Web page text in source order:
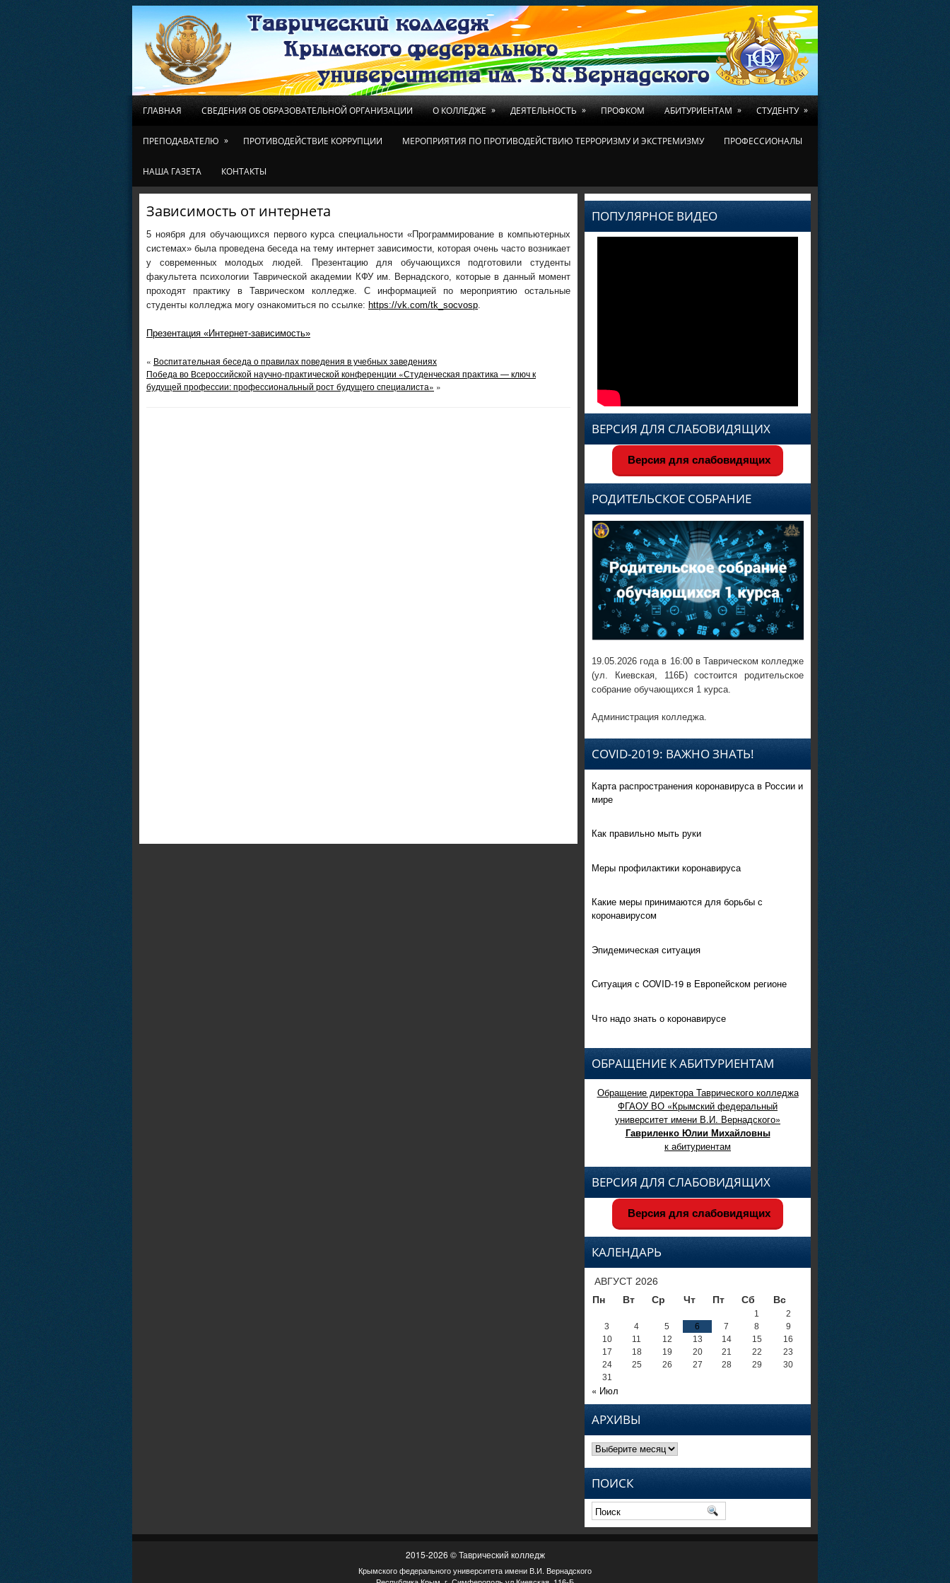
ГЛАВНАЯ СВЕДЕНИЯ ОБ ОБРАЗОВАТЕЛЬНОЙ ОРГАНИЗАЦИИ О КОЛЛЕДЖЕ » ДЕЯТЕЛЬНОСТЬ » ПРОФКОМ АБИТУРИЕНТАМ » СТУДЕНТУ »
ПРЕПОДАВАТЕЛЮ » ПРОТИВОДЕЙСТВИЕ КОРРУПЦИИ МЕРОПРИЯТИЯ ПО ПРОТИВОДЕЙСТВИЮ ТЕРРОРИЗМУ И ЭКСТРЕМИЗМУ ПРОФЕССИОНАЛЫ
НАША ГАЗЕТА КОНТАКТЫ
Зависимость от интернета
5 ноября для обучающихся первого курса специальности «Программирование в компьютерных
системах» была проведена беседа на тему интернет зависимости, которая очень часто возникает
у современных молодых людей. Презентацию для обучающихся подготовили студенты
факультета психологии Таврической академии КФУ им. Вернадского, которые в данный момент
проходят практику в Таврическом колледже. С информацией по мероприятию остальные
студенты колледжа могу ознакомиться по ссылке: https://vk.com/tk_socvosp.
Презентация «Интернет-зависимость»
« Воспитательная беседа о правилах поведения в учебных заведениях
Победа во Всероссийской научно-практической конференции «Студенческая практика — ключ к
будущей профессии: профессиональный рост будущего специалиста» »
ПОПУЛЯРНОЕ ВИДЕО
ВЕРСИЯ ДЛЯ СЛАБОВИДЯЩИХ
Версия для слабовидящих
РОДИТЕЛЬСКОЕ СОБРАНИЕ
19.05.2026 года в 16:00 в Таврическом колледже
(ул. Киевская, 116Б) состоится родительское
собрание обучающихся 1 курса.
Администрация колледжа.
COVID-2019: ВАЖНО ЗНАТЬ!
Карта распространения коронавируса в России и
мире
Как правильно мыть руки
Меры профилактики коронавируса
Какие меры принимаются для борьбы с
коронавирусом
Эпидемическая ситуация
Ситуация с COVID-19 в Европейском регионе
Что надо знать о коронавирусе
ОБРАЩЕНИЕ К АБИТУРИЕНТАМ
Обращение директора Таврического колледжа
ФГАОУ ВО «Крымский федеральный
университет имени В.И. Вернадского»
Гавриленко Юлии Михайловны
к абитуриентам
ВЕРСИЯ ДЛЯ СЛАБОВИДЯЩИХ
Версия для слабовидящих
КАЛЕНДАРЬ
АВГУСТ 2026
Пн
Вт Ср Чт Пт Сб Вс
1
2
3
4 5 6 7 8
9
10
11 12 13 14 15
16
17
18 19 20 21 22
23
24
25 26 27 28 29
30
31
« Июл
АРХИВЫ
Архивы
ПОИСК
2015-2026 © Таврический колледж
Крымского федерального университета имени В.И. Вернадского